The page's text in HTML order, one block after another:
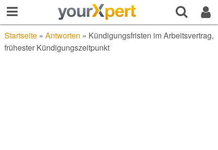
Startseite» Antworten » Kündigungsfristen im Arbeitsvertrag,
frühester Kündigungszeitpunkt